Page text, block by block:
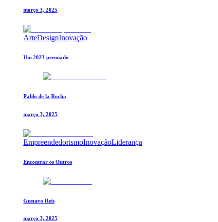
março 3, 2025
ArteDesignInovação
Um 2023 premiado
Pablo de la Rocha
março 3, 2025
EmpreendedorismoInovaçãoLiderança
Encontrar os Outros
Gustavo Reis
março 3, 2025